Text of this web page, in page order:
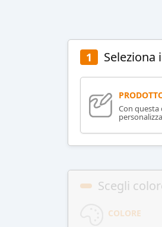
1
Con questa
Scegli
COLORE